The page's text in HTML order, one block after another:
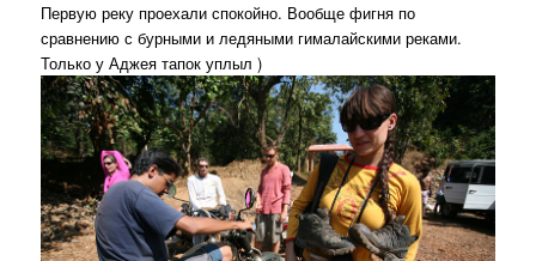
Первую реку проехали спокойно. Вообще фигня по
сравнению с бурными и ледяными гималайскими реками.
Только у Аджея тапок уплыл )